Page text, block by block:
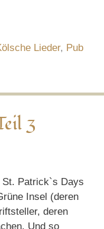
Lieder, Pub
3
Patrick`s Days
Insel (deren
deren
Und so